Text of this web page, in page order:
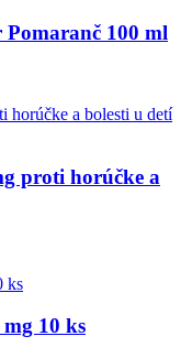
100 ml
proti horúčke a
10 ks